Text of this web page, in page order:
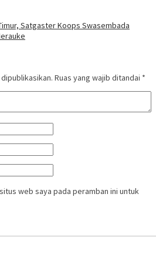
Satgaster Koops Swasembada
Ruas yang wajib ditandai *
web saya pada peramban ini untuk